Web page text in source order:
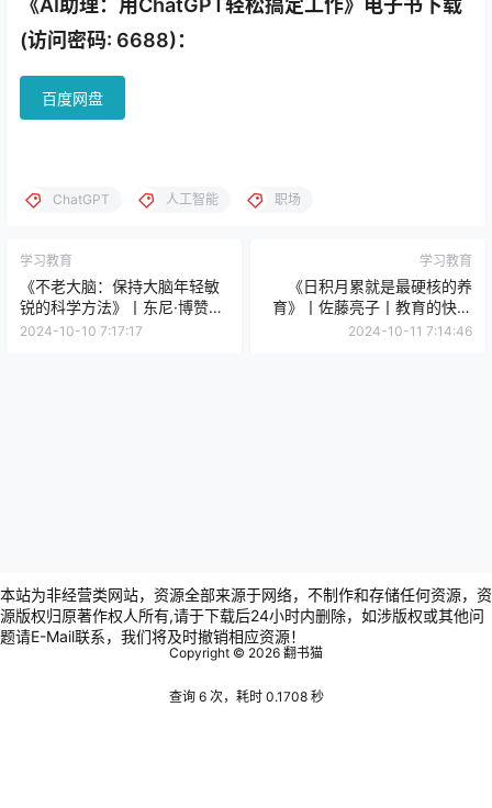
《AI助理：用ChatGPT轻松搞定工作》电子书下载
(访问密码: 6688)：
百度网盘
ChatGPT 人工智能 职场
学习教育
《不老大脑：保持大脑年轻敏
锐的科学方法》丨东尼·博赞丨
大脑逆龄术！揭秘不老思维的
2024-10-10 7:17:17
学习教育
《日积月累就是最硬核的养
育》丨佐藤亮子丨教育的快乐
学习法则
2024-10-11 7:14:46
本站为非经营类网站，资源全部来源于网络，不制作和存储任何资源，资
源版权归原著作权人所有,请于下载后24小时内删除，如涉版权或其他问
题请E-Mail联系，我们将及时撤销相应资源！
Copyright © 2026 翻书猫
查询 6 次，耗时 0.1708 秒